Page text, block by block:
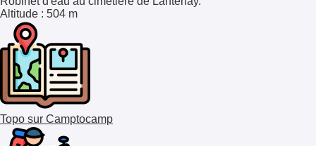
Altitude : 504 m
Topo sur Camptocamp